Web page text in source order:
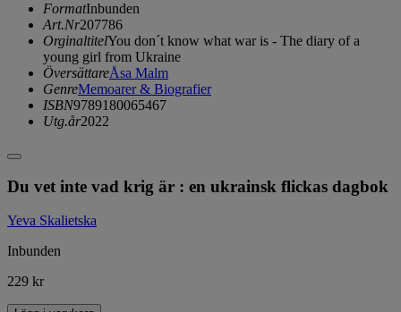
FormatInbunden
Art.Nr207786
OrginaltitelYou don´t know what war is - The diary of a
young girl from Ukraine
ÖversättareÅsa Malm
GenreMemoarer & Biografier
ISBN9789180065467
Utg.år2022
Du vet inte vad krig är : en ukrainsk flickas dagbok
Yeva Skalietska
Inbunden
229 kr